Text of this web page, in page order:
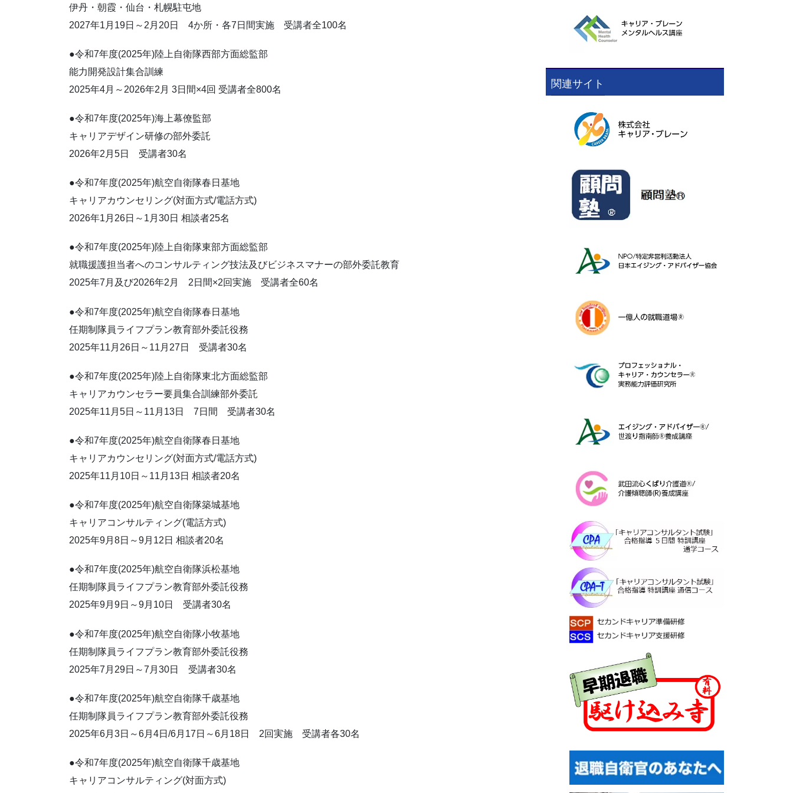
伊丹・朝霞・仙台・札幌駐屯地
2027年1月19日～2月20日 4か所・各7日間実施 受講者全100名
●令和7年度(2025年)陸上自衛隊西部方面総監部
能力開発設計集合訓練
2025年4月～2026年2月 3日間×4回 受講者全800名
●令和7年度(2025年)海上幕僚監部
キャリアデザイン研修の部外委託
2026年2月5日 受講者30名
●令和7年度(2025年)航空自衛隊春日基地
キャリアカウンセリング(対面方式/電話方式)
2026年1月26日～1月30日 相談者25名
●令和7年度(2025年)陸上自衛隊東部方面総監部
就職援護担当者へのコンサルティング技法及びビジネスマナーの部外委託教育
2025年7月及び2026年2月 2日間×2回実施 受講者全60名
●令和7年度(2025年)航空自衛隊春日基地
任期制隊員ライフプラン教育部外委託役務
2025年11月26日～11月27日 受講者30名
●令和7年度(2025年)陸上自衛隊東北方面総監部
キャリアカウンセラー要員集合訓練部外委託
2025年11月5日～11月13日 7日間 受講者30名
●令和7年度(2025年)航空自衛隊春日基地
キャリアカウンセリング(対面方式/電話方式)
2025年11月10日～11月13日 相談者20名
●令和7年度(2025年)航空自衛隊築城基地
キャリアコンサルティング(電話方式)
2025年9月8日～9月12日 相談者20名
●令和7年度(2025年)航空自衛隊浜松基地
任期制隊員ライフプラン教育部外委託役務
2025年9月9日～9月10日 受講者30名
●令和7年度(2025年)航空自衛隊小牧基地
任期制隊員ライフプラン教育部外委託役務
2025年7月29日～7月30日 受講者30名
●令和7年度(2025年)航空自衛隊千歳基地
任期制隊員ライフプラン教育部外委託役務
2025年6月3日～6月4日/6月17日～6月18日 2回実施 受講者各30名
●令和7年度(2025年)航空自衛隊千歳基地
キャリアコンサルティング(対面方式)
関連サイト